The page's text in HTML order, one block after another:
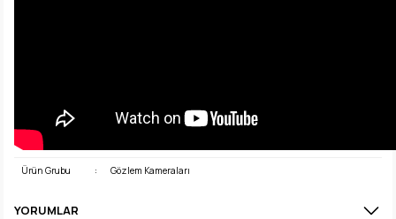
Ürün Grubu : Gözlem Kameraları
YORUMLAR